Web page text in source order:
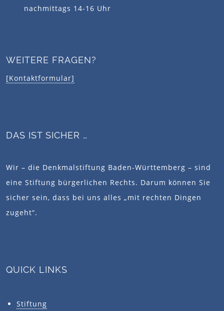
nachmittags 14-16 Uhr
WEITERE FRAGEN?
[Kontaktformular]
DAS IST SICHER …
Wir – die Denkmalstiftung Baden-Württemberg – sind
eine Stiftung bürgerlichen Rechts. Darum können Sie
sicher sein, dass bei uns alles „mit rechten Dingen
zugeht“.
QUICK LINKS
Stiftung